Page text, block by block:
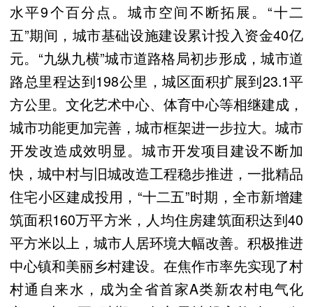
水平9个百分点。城市空间不断拓展。“十二
五”期间，城市基础设施建设累计投入资金40亿
元。“九纵九横”城市道路格局初步形成，城市道
路总里程达到198公里，城区面积扩展到23.1平
方公里。文化艺术中心、体育中心等相继建成，
城市功能更加完善，城市框架进一步拉大。城市
开发改造成效明显。城市开发项目建设不断加
快，城中村与旧城改造工程稳步推进，一批精品
住宅小区建成投用，“十二五”时期，全市新增建
筑面积160万平方米，人均住房建筑面积达到40
平方米以上，城市人居环境大幅改善。积极推进
中心镇和美丽乡村建设。在焦作市率先实现了村
村通自来水，成为全省首家A类新农村电气化